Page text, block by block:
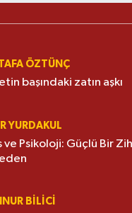
ÖZTÜNÇ
başındaki zatın aşkı
YURDAKUL
ve Psikoloji: Güçlü Bir
BİLİCİ